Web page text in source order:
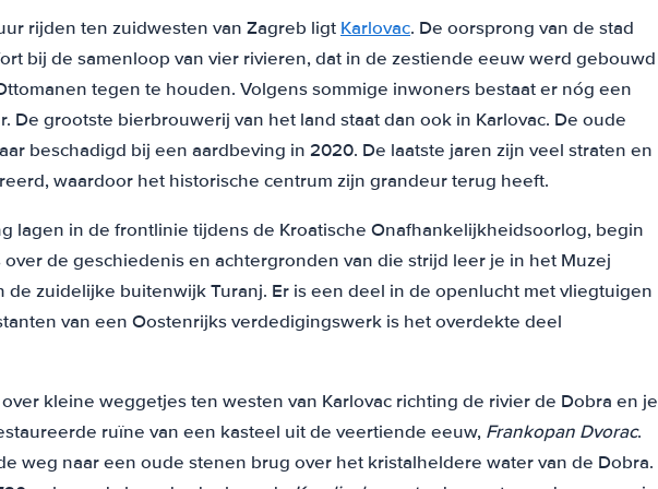
rijden ten zuidwesten van Zagreb ligt Karlovac. De oorsprong van de stad
bij de samenloop van vier rivieren, dat in de zestiende eeuw werd gebouwd
tegen te houden. Volgens sommige inwoners bestaat er nóg een
De grootste bierbrouwerij van het land staat dan ook in Karlovac. De oude
beschadigd bij een aardbeving in 2020. De laatste jaren zijn veel straten en
waardoor het historische centrum zijn grandeur terug heeft.
lagen in de frontlinie tijdens de Kroatische Onafhankelijkheidsoorlog, begin
de geschiedenis en achtergronden van die strijd leer je in het Muzej
de zuidelijke buitenwijk Turanj. Er is een deel in de openlucht met vliegtuigen
van een Oostenrijks verdedigingswerk is het overdekte deel
kleine weggetjes ten westen van Karlovac richting de rivier de Dobra en je
ruïne van een kasteel uit de veertiende eeuw, Frankopan Dvorac.
weg naar een oude stenen brug over het kristalheldere water van de Dobra.